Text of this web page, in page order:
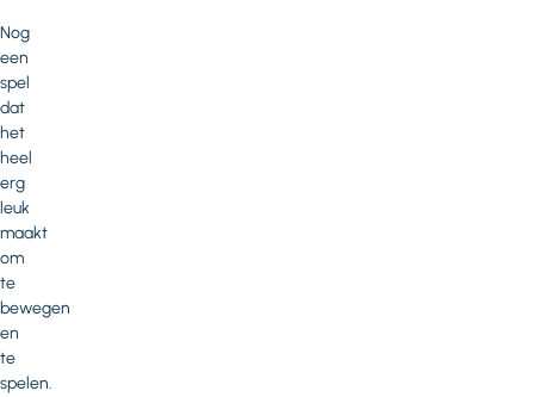
Nog
een
spel
dat
het
heel
erg
leuk
maakt
om
te
bewegen
en
te
spelen.